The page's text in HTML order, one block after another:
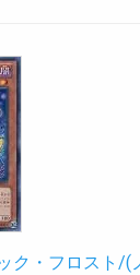
ク・フロスト/(